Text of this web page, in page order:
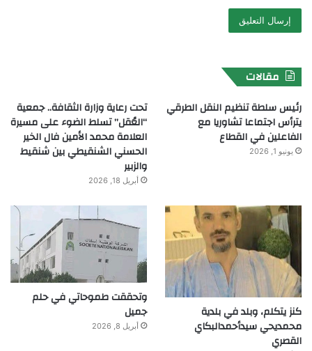
مقالات
رئيس سلطة تنظيم النقل الطرقي
يترأس اجتماعا تشاوريا مع
الفاعلين في القطاع
يونيو 1, 2026
تحت رعاية وزارة الثقافة.. جمعية
“العُقل” تسلط الضوء على مسيرة
العلامة محمد الأمين فال الخير
الحسني الشنقيطي بين شنقيط
والزبير
أبريل 18, 2026
كنز يتكلم، وبلد في بلدية
محمديحي سيدأحمدالبكاي
القصري
وتحققت طموحاتي في حلم
جميل
أبريل 8, 2026